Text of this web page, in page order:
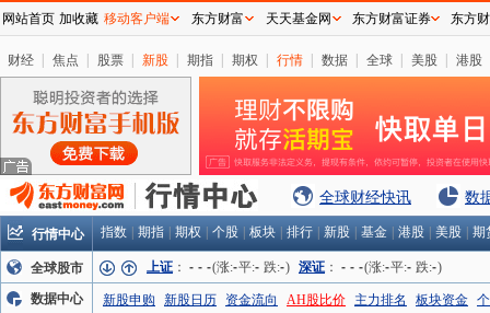
财经 | 焦点 | 股票 | 新股 | 期指 | 期权 | 行情 | 数据 | 全球 | 美股 | 港股
全球财经快讯 数
行情中心 指数 期指 期权 个股 板块 排行 新股 基金 港股 美股 期
全球股市 上证 ： - - -(涨:-平:- 跌:-) 深证 ： - - -(涨:-平:- 跌:-)
数据中心 新股申购 新股日历 资金流向 AH股比价 主力排名 板块资金
网站首页 加收藏 移动客户端 东方财富 天天基金网 东方财富证券 东方